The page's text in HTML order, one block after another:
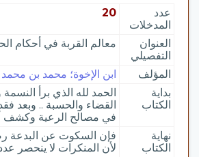
عدد
المدخلات
20
العنوان
التفصيلي
معالم القربة في أحكام
المؤلف
ابن الإخوة؛ محمد بن محمد
بداية
الكتاب
الحمد لله الذي برأ
القضاء والحسبة .. وبعد
في مصالح الرعية وكشف
نهاية
الكتاب
فإن السكوت عن البدعة
لأن المنكرات لا ينحصر